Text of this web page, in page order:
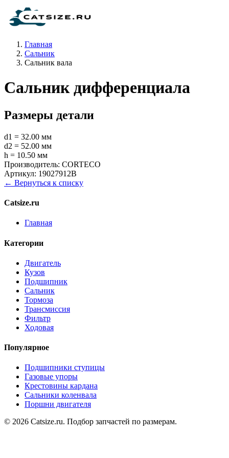
Главная
Сальник
Сальник вала
Сальник дифференциала
Размеры детали
d1 = 32.00 мм
d2 = 52.00 мм
h = 10.50 мм
Производитель: CORTECO
Артикул: 19027912B
← Вернуться к списку
Catsize.ru
Главная
Категории
Двигатель
Кузов
Подшипник
Сальник
Тормоза
Трансмиссия
Фильтр
Ходовая
Популярное
Подшипники ступицы
Газовые упоры
Крестовины кардана
Сальники коленвала
Поршни двигателя
© 2026 Catsize.ru. Подбор запчастей по размерам.